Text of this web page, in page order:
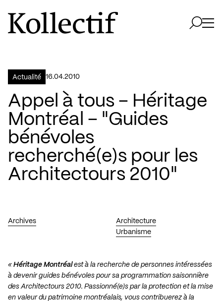
Aller à la page d'accueil
Logo Kollectif
Actualité 16.04.2010
Appel à tous – Héritage
Montréal – "Guides
bénévoles
recherché(e)s pour les
Architectours 2010"
Archives
Architecture
Urbanisme
« Héritage Montréalest à la recherche de personnes intéressées
à devenir guides bénévoles pour sa programmation saisonnière
des Architectours 2010. Passionné(e)s par la protection et la mise
en valeur du patrimoine montréalais, vous contribuerez à la